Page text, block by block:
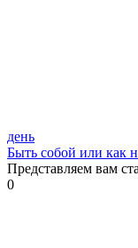
день
Быть собой или как
Представляем вам
0